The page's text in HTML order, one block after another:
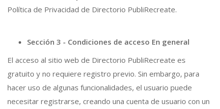
Política de Privacidad de Directorio PubliRecreate.
Sección 3 - Condiciones de acceso En general
El acceso al sitio web de Directorio PubliRecreate es
gratuito y no requiere registro previo. Sin embargo, para
hacer uso de algunas funcionalidades, el usuario puede
necesitar registrarse, creando una cuenta de usuario con un